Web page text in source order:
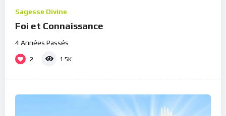
Sagesse Divine
Foi et Connaissance
4 Années Passés
2 1.5K